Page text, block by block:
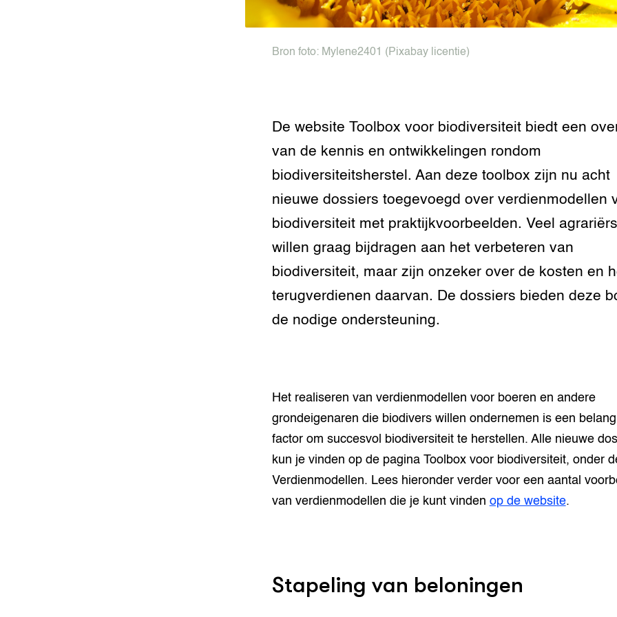
Bron foto: Mylene2401 (Pixabay licentie)
De website Toolbox voor biodiversiteit biedt een
van de kennis en ontwikkelingen rondom
biodiversiteitsherstel. Aan deze toolbox zijn nu acht
nieuwe dossiers toegevoegd over verdienmodellen
biodiversiteit met praktijkvoorbeelden. Veel agrariërs
willen graag bijdragen aan het verbeteren van
biodiversiteit, maar zijn onzeker over de kosten en
terugverdienen daarvan. De dossiers bieden deze
de nodige ondersteuning.
Het realiseren van verdienmodellen voor boeren en andere
grondeigenaren die biodivers willen ondernemen is een
factor om succesvol biodiversiteit te herstellen. Alle nieuwe
kun je vinden op de pagina Toolbox voor biodiversiteit, onder
Verdienmodellen. Lees hieronder verder voor een aantal
van verdienmodellen die je kunt vinden op de website.
Stapeling van beloningen